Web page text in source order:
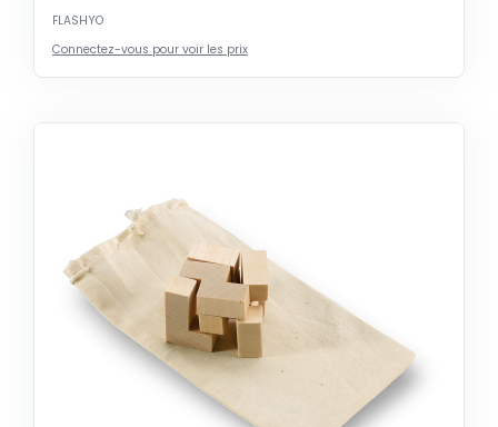
FLASHYO
Connectez-vous pour voir les prix